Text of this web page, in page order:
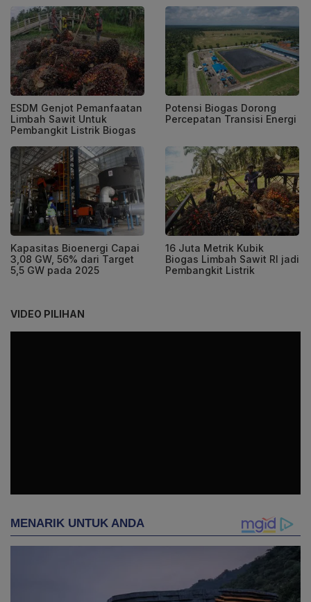
ESDM Genjot Pemanfaatan
Limbah Sawit Untuk
Pembangkit Listrik Biogas
Potensi Biogas Dorong
Percepatan Transisi Energi
Kapasitas Bioenergi Capai
3,08 GW, 56% dari Target
5,5 GW pada 2025
16 Juta Metrik Kubik
Biogas Limbah Sawit RI jadi
Pembangkit Listrik
VIDEO PILIHAN